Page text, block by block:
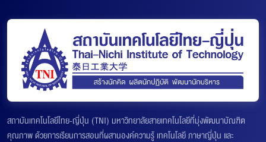
สถาบันเทคโนโลยีไทย-ญี่ปุ่น (TNI) มหาวิทยาลัยสายเทคโนโลยีที่มุ่งพัฒนาบัณฑิต
คุณภาพ ด้วยการเรียนการสอนที่ผสานองค์ความรู้ เทคโนโลยี ภาษาญี่ปุ่น และ